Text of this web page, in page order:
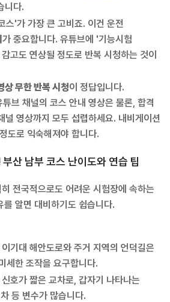
니다.
스'가 가장 큰 고비죠. 이건 운전
가 중요합니다. 유튜브에 '기능시험
고도 연상될 정도로 반복 시청하는 것이
상 무한 반복 시청이 정답입니다.
브 채널의 코스 안내 영상은 물론, 합격
널 영상까지 모두 섭렵하세요. 내비게이션
도로 익숙해져야 합니다.
산 남부 코스 난이도와 연습 팁
전국적으로도 어려운 시험장에 속하는
알면 대비하기도 쉽습니다.
이기대 해안도로와 주거 지역의 언덕길은
세한 조작을 요구합니다.
신호가 짧은 교차로, 갑자기 나타나는
등 변수가 많습니다.